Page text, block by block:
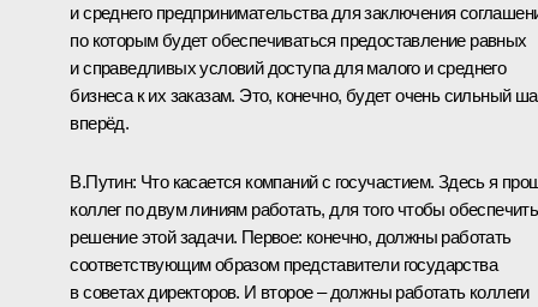
и среднего предпринимательства для заключения
по которым будет обеспечиваться предоставление равных
и справедливых условий доступа для малого и среднего
бизнеса к их заказам. Это, конечно, будет очень сильный
вперёд.
В.Путин: Что касается компаний с госучастием. Здесь я
коллег по двум линиям работать, для того чтобы обеспечить
решение этой задачи. Первое: конечно, должны работать
соответствующим образом представители государства
в советах директоров. И второе – должны работать коллеги